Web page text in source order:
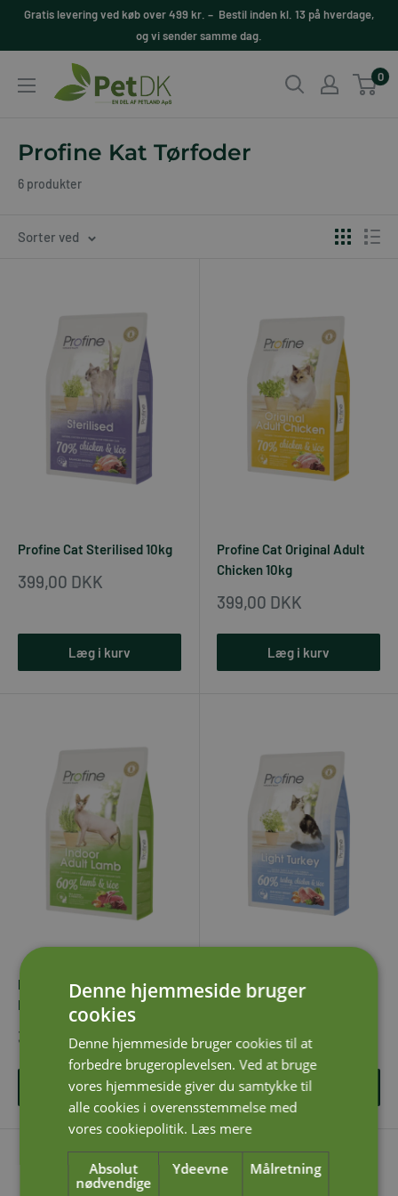
VidereGratis levering ved køb over 499 kr. – Bestil inden kl. 13 på hverdage,
og vi sender samme dag.
PetDK 0
Profine Kat Tørfoder
6 produkter
Sorter ved
Profine Cat Sterilised 10kg
Udsalgspris
399,00 DKK
Læg i kurv
Profine Cat Original Adult
Chicken 10kg
Udsalgspris
399,00 DKK
Læg i kurv
Profine Cat Indoor Adult
Lamb 10kg
Udsalgspris
399,00 DKK
Læg i kurv
Profine Cat Light Turkey
Udsalgspris
399,00 DKK
Læg i kurv
Denne hjemmeside bruger
cookies
Denne hjemmeside bruger cookies til at
forbedre brugeroplevelsen. Ved at bruge
vores hjemmeside giver du samtykke til
alle cookies i overensstemmelse med
vores cookiepolitik. Læs mere
Absolut
nødvendige
Ydeevne Målretning